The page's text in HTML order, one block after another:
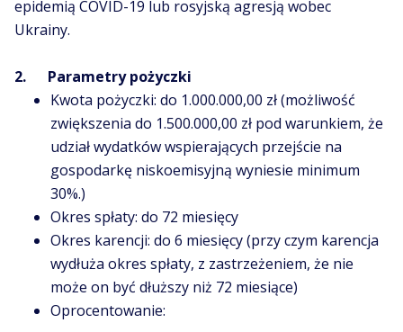
epidemią COVID-19 lub rosyjską agresją wobec
Ukrainy.
2. Parametry pożyczki
Kwota pożyczki: do 1.000.000,00 zł (możliwość
zwiększenia do 1.500.000,00 zł pod warunkiem, że
udział wydatków wspierających przejście na
gospodarkę niskoemisyjną wyniesie minimum
30%.)
Okres spłaty: do 72 miesięcy
Okres karencji: do 6 miesięcy (przy czym karencja
wydłuża okres spłaty, z zastrzeżeniem, że nie
może on być dłuższy niż 72 miesiące)
Oprocentowanie: